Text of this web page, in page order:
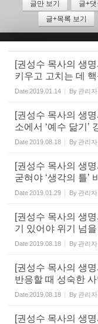
글만 보기 글+댓
글+목록 보기
[권성수 목사의 생
키우고 고치는 데
Date 2019.01.14 By 관리자
[권성수 목사의 생
소에서 ‘예수 닮기’
Date 2019.08.18 By 관리자
[권성수 목사의 생
굳혀야 ‘생각의 틀’
Date 2019.01.29 By 관리자
[권성수 목사의 생
기 있어야 위기 넘
Date 2019.08.18 By 관리자
[권성수 목사의 생
반응할 때 성숙한
Date 2019.08.18 By 관리자
[권성수 목사의 생